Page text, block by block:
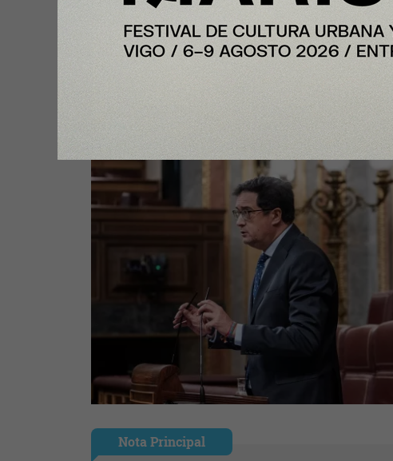
España formalizará en septiembre su
candidatura para acoger una
gigafactoría europea de IA
Nota Principal